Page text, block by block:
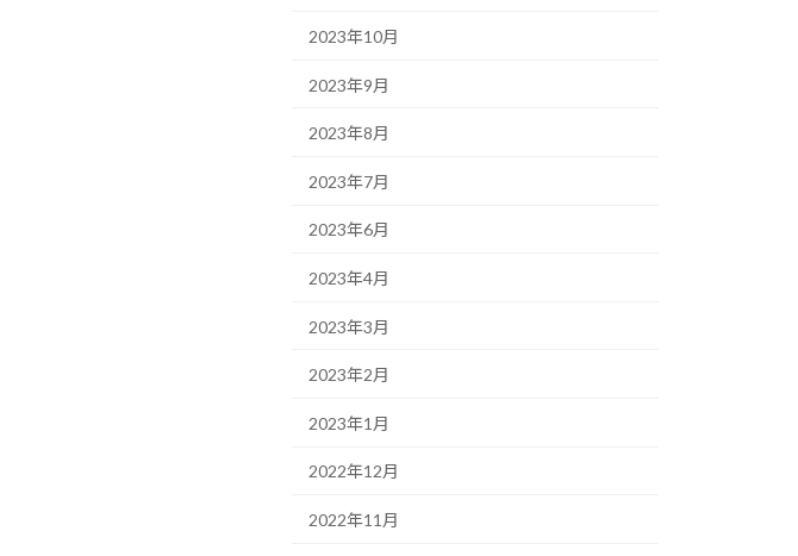
2023年10月
2023年9月
2023年8月
2023年7月
2023年6月
2023年4月
2023年3月
2023年2月
2023年1月
2022年12月
2022年11月